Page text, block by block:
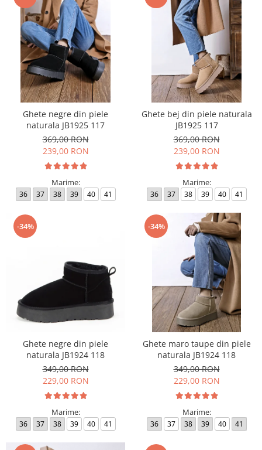
Ghete negre din piele
naturala JB1925 117
369,00 RON
239,00 RON
Marime:
36 37 38 39 40 41
Ghete bej din piele naturala
JB1925 117
369,00 RON
239,00 RON
Marime:
36 37 38 39 40 41
-34%
Ghete negre din piele
naturala JB1924 118
349,00 RON
229,00 RON
Marime:
36 37 38 39 40 41
-34%
Ghete maro taupe din piele
naturala JB1924 118
349,00 RON
229,00 RON
Marime:
36 37 38 39 40 41